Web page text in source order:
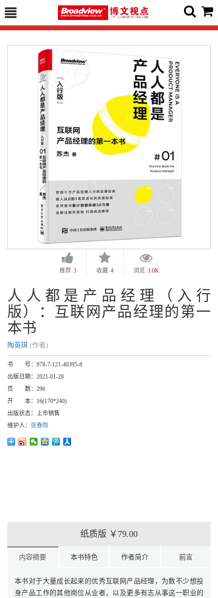
推荐 3 收藏 4 浏览 3.0K
人人都是产品经理（入行
版）：互联网产品经理的第一
本书
陶英琪 (作者)
书 号： 978-7-121-40395-8
出版日期： 2021-01-28
页 数： 296
开 本： 16(170*240)
出版状态： 上市销售
维护人： 张春雨
纸质版 ￥79.00
内容摘要 本书特色 作者简介 前言
本书对于大量成长起来的优秀互联网产品经理，为数不少想投
身产品工作的其他岗位从业者，以及更多有志从事这一职业的